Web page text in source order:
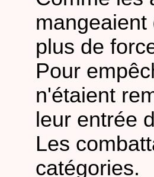
plus de
Pour
n'étaient
leur entrée
Les
catégories.